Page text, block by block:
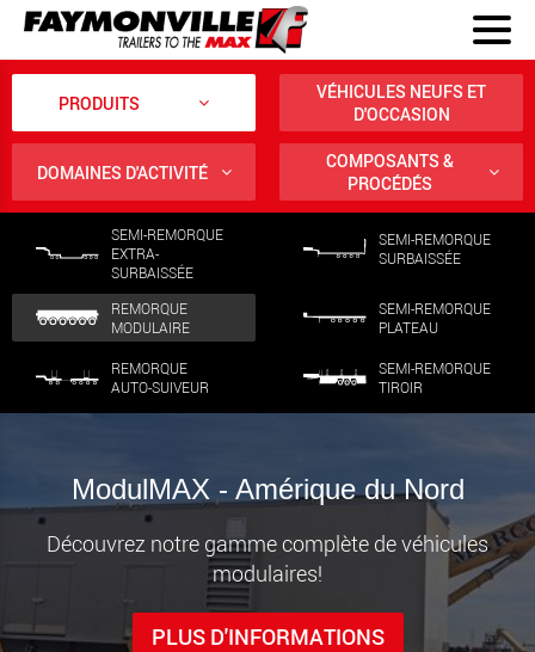
PRODUITS
VÉHICULES NEUFS ET
D'OCCASION
DOMAINES D'ACTIVITÉ
COMPOSANTS &
PROCÉDÉS
SEMI-REMORQUE
EXTRA-
SURBAISSÉE
SEMI-REMORQUE
SURBAISSÉE
REMORQUE
MODULAIRE
SEMI-REMORQUE
PLATEAU
REMORQUE
AUTO-SUIVEUR
SEMI-REMORQUE
TIROIR
ModulMAX - Amérique du Nord
Découvrez notre gamme complète de véhicules
modulaires!
PLUS D'INFORMATIONS